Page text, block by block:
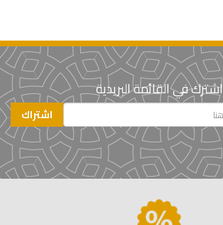
اشترك في القائمة البريدية